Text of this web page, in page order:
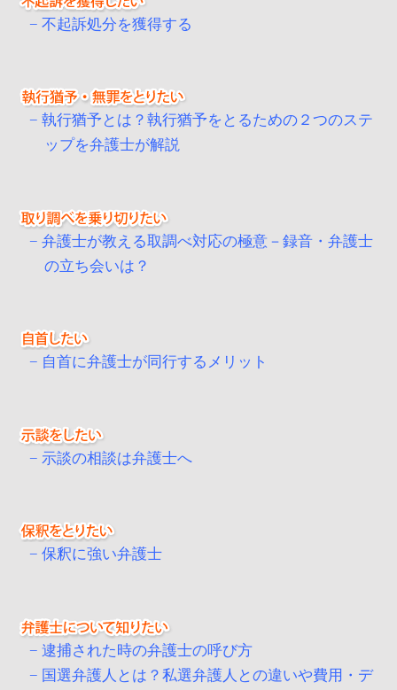
不起訴処分を獲得する
執行猶予とは？執行猶予をとるための２つのステ
ップを弁護士が解説
弁護士が教える取調べ対応の極意－録音・弁護士
の立ち会いは？
自首に弁護士が同行するメリット
示談の相談は弁護士へ
保釈に強い弁護士
逮捕された時の弁護士の呼び方
国選弁護人とは？私選弁護人との違いや費用・デ